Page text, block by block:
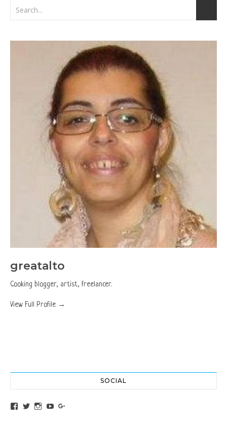
greatalto
Cooking blogger, artist, freelancer.
View Full Profile →
SOCIAL
View altochef’s profile on Facebook
View jovancica73’s profile on Twitter
View jovancica73’s profile on Instagram
View jovancica73’s profile on YouTube